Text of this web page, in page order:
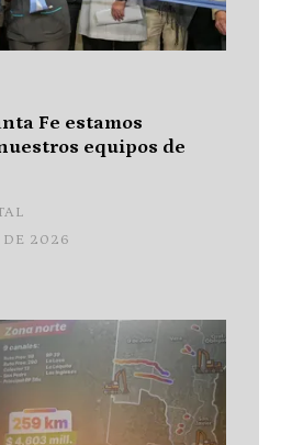
Fe estamos
equipos de
DE 2026